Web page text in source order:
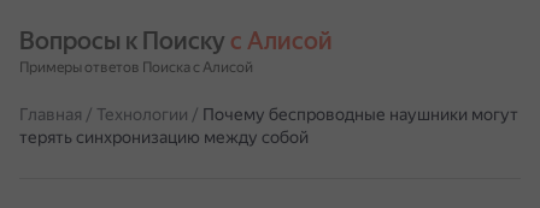
Вопросы к Поиску с Алисой
Примеры ответов Поиска с Алисой
Главная / Технологии / Почему беспроводные наушники могут
терять синхронизацию между собой